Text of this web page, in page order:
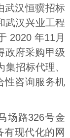
武汉恒骥招标
武汉兴业工程
2020 年11月
政府采购甲级
招标代理、
性咨询服务机
场路326号金
有现代化的网